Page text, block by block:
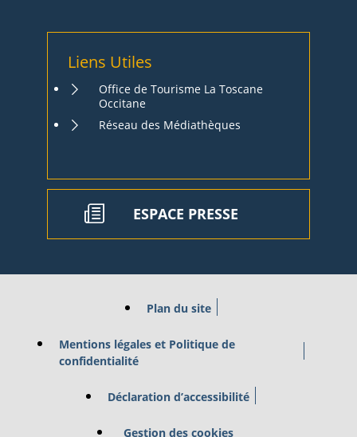
Liens Utiles
Office de Tourisme La Toscane
Occitane
Réseau des Médiathèques
ESPACE PRESSE
Plan du site
Mentions légales et Politique de
confidentialité
Déclaration d’accessibilité
Gestion des cookies